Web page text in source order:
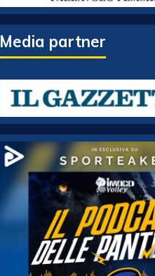
Media partner